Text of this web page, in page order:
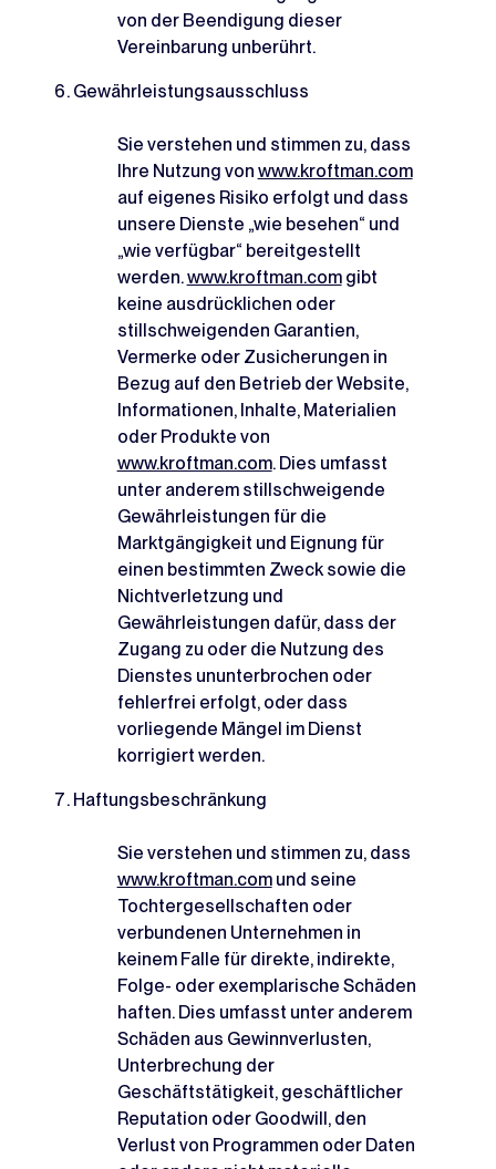
von der Beendigung dieser
Vereinbarung unberührt.
Gewährleistungsausschluss
Sie verstehen und stimmen zu, dass
Ihre Nutzung von www.kroftman.com
auf eigenes Risiko erfolgt und dass
unsere Dienste „wie besehen“ und
„wie verfügbar“ bereitgestellt
werden.www.kroftman.comgibt
keine ausdrücklichen oder
stillschweigenden Garantien,
Vermerke oder Zusicherungen in
Bezug auf den Betrieb der Website,
Informationen, Inhalte, Materialien
oder Produkte von
www.kroftman.com. Dies umfasst
unter anderem stillschweigende
Gewährleistungen für die
Marktgängigkeit und Eignung für
einen bestimmten Zweck sowie die
Nichtverletzung und
Gewährleistungen dafür, dass der
Zugang zu oder die Nutzung des
Dienstes ununterbrochen oder
fehlerfrei erfolgt, oder dass
vorliegende Mängel im Dienst
korrigiert werden.
Haftungsbeschränkung
Sie verstehen und stimmen zu, dass
www.kroftman.comund seine
Tochtergesellschaften oder
verbundenen Unternehmen in
keinem Falle für direkte, indirekte,
Folge- oder exemplarische Schäden
haften. Dies umfasst unter anderem
Schäden aus Gewinnverlusten,
Unterbrechung der
Geschäftstätigkeit, geschäftlicher
Reputation oder Goodwill, den
Verlust von Programmen oder Daten